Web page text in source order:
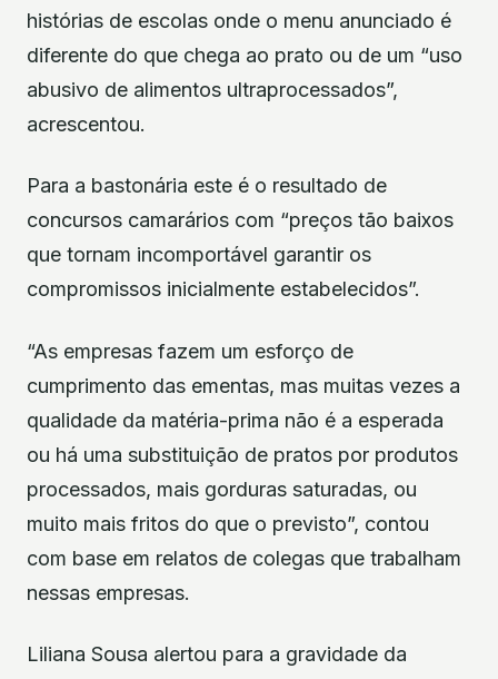
histórias de escolas onde o menu anunciado é
diferente do que chega ao prato ou de um “uso
abusivo de alimentos ultraprocessados”,
acrescentou.
Para a bastonária este é o resultado de
concursos camarários com “preços tão baixos
que tornam incomportável garantir os
compromissos inicialmente estabelecidos”.
“As empresas fazem um esforço de
cumprimento das ementas, mas muitas vezes a
qualidade da matéria-prima não é a esperada
ou há uma substituição de pratos por produtos
processados, mais gorduras saturadas, ou
muito mais fritos do que o previsto”, contou
com base em relatos de colegas que trabalham
nessas empresas.
Liliana Sousa alertou para a gravidade da